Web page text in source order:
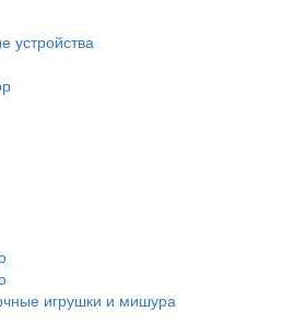
устройства
игрушки и мишура